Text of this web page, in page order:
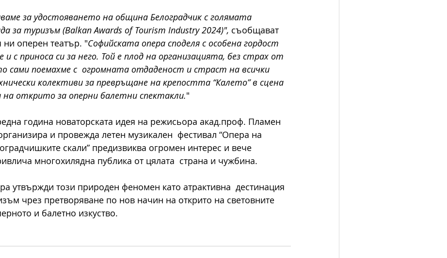
за удостояването на община Белоградчик с голямата
за туризъм (Balkan Awards of Tourism Industry 2024)", съобщават
оперен театър. "Софийската опера споделя с особена гордост
с приноса си за него. Той е плод на организацията, без страх от
сами поемахме с  огромната отдаденост и страст на всички
колективи за превръщане на крепостта “Калето” в сцена
на открито за оперни балетни спектакли."
година новаторската идея на режисьора акад.проф. Пламен
и провежда летен музикален  фестивал “Опера на
скали” предизвиква огромен интерес и вече
многохилядна публика от цялата  страна и чужбина.
утвържди този природен феномен като атрактивна  дестинация
чрез претворяване по нов начин на открито на световните
и балетно изкуство.